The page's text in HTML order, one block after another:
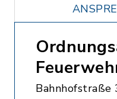
Bahnhofstraße